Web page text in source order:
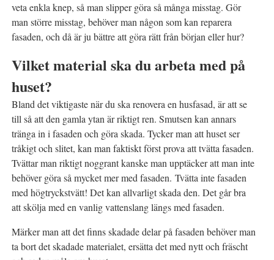
veta enkla knep, så man slipper göra så många misstag. Gör
man större misstag, behöver man någon som kan reparera
fasaden, och då är ju bättre att göra rätt från början eller hur?
Vilket material ska du arbeta med på
huset?
Bland det viktigaste när du ska renovera en husfasad, är att se
till så att den gamla ytan är riktigt ren. Smutsen kan annars
tränga in i fasaden och göra skada. Tycker man att huset ser
tråkigt och slitet, kan man faktiskt först prova att tvätta fasaden.
Tvättar man riktigt noggrant kanske man upptäcker att man inte
behöver göra så mycket mer med fasaden. Tvätta inte fasaden
med högtryckstvätt! Det kan allvarligt skada den. Det går bra
att skölja med en vanlig vattenslang längs med fasaden.
Märker man att det finns skadade delar på fasaden behöver man
ta bort det skadade materialet, ersätta det med nytt och fräscht